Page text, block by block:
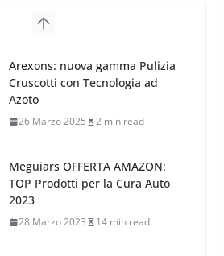
l’acquisizione di Reedijk
3 Dicembre 2024 3 min read
Meguiars OFFERTA AMAZON:
TOP Prodotti per la Cura Auto
2023
28 Marzo 2023 14 min read
Bidone Aspiratutto: i 10 Migliori
Bidoni per la Pulizia Auto
6 Maggio 2022